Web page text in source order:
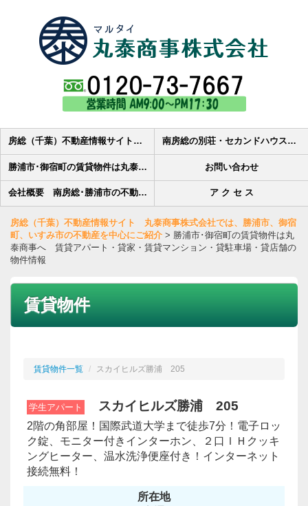
房総（千葉）不動産情報サイト 丸泰商事株式会社では、勝浦市、御宿町、いすみ市の不動産を中心にご紹介 南房総の別荘・セカンドハウス・田舎暮らし・土地・マンション・中古住宅の売買物件検索-丸泰商事株式会社
勝浦市･御宿町の賃貸物件は丸泰商事へ 賃貸アパート・貸家・賃貸マンション・貸駐車場・貸店舗の物件情報 お問い合わせ
会社概要 南房総･勝浦市の不動産会社丸泰商事株式会社です ア ク セ ス
房総（千葉）不動産情報サイト 丸泰商事株式会社では、勝浦市、御宿
町、いすみ市の不動産を中心にご紹介 > 勝浦市･御宿町の賃貸物件は丸
泰商事へ 賃貸アパート・貸家・賃貸マンション・貸駐車場・貸店舗の
物件情報
賃貸物件